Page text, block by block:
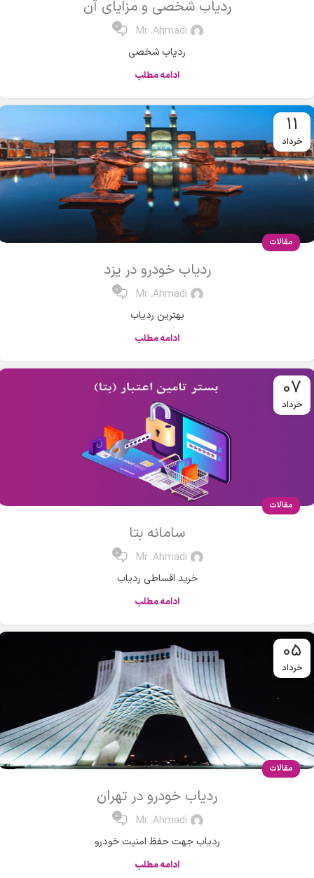
ردیاب شخصی و مزایای آن
Mr .Ahmadi
0
ردیاب شخصی
ادامه مطلب
11
خرداد
مقالات
ردیاب خودرو در یزد
Mr .Ahmadi
0
بهترین ردیاب
ادامه مطلب
07
خرداد
مقالات
سامانه بتا
Mr .Ahmadi
0
خرید اقساطی ردیاب
ادامه مطلب
05
خرداد
مقالات
ردیاب خودرو در تهران
Mr .Ahmadi
0
ردیاب جهت حفظ امنیت خودرو
ادامه مطلب